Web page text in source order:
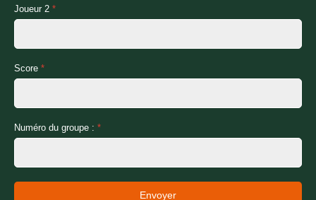
Joueur 2 *
Score *
Numéro du groupe : *
Envoyer